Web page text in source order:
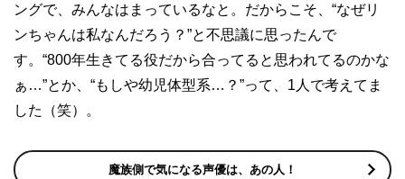
ングで、みんなはまっているなと。だからこそ、“なぜリ
ンちゃんは私なんだろう？”と不思議に思ったんで
す。“800年生きてる役だから合ってると思われてるのかな
ぁ…”とか、“もしや幼児体型系…？”って、1人で考えてま
した（笑）。
魔族側で気になる声優は、あの人！